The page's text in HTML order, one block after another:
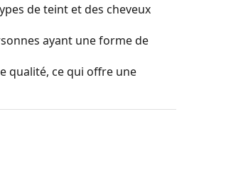
de teint et des cheveux
ayant une forme de
qualité, ce qui offre une
ni déformer les couleurs.
ses excellentes propriétés
verres de lunettes de soleil.